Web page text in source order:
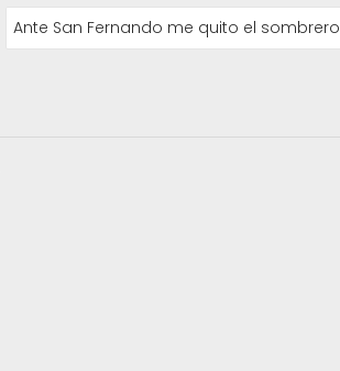
Ante San Fernando me quito el sombrero